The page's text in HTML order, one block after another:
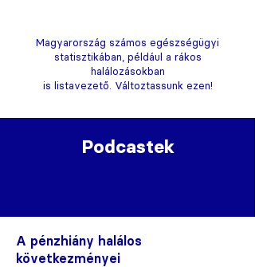
Magyarország számos egészségügyi
statisztikában, például a rákos
halálozásokban
is listavezető. Változtassunk ezen!
Podcastek
A pénzhiány halálos
következményei